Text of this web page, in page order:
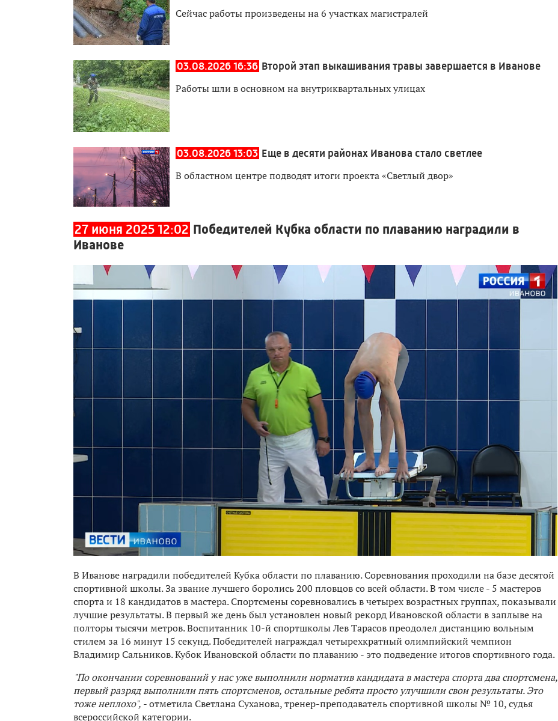
Сейчас работы произведены на 6 участках магистралей
03.08.2026 16:36 Второй этап выкашивания травы завершается в Иванове
Работы шли в основном на внутриквартальных улицах
03.08.2026 13:03 Еще в десяти районах Иванова стало светлее
В областном центре подводят итоги проекта «Светлый двор»
27 июня 2025 12:02 Победителей Кубка области по плаванию наградили в
Иванове
В Иванове наградили победителей Кубка области по плаванию. Соревнования проходили на базе десятой
спортивной школы. За звание лучшего боролись 200 пловцов со всей области. В том числе - 5 мастеров
спорта и 18 кандидатов в мастера. Спортсмены соревновались в четырех возрастных группах, показывали
лучшие результаты. В первый же день был установлен новый рекорд Ивановской области в заплыве на
полторы тысячи метров. Воспитанник 10-й спортшколы Лев Тарасов преодолел дистанцию вольным
стилем за 16 минут 15 секунд. Победителей награждал четырехкратный олимпийский чемпион
Владимир Сальников. Кубок Ивановской области по плаванию - это подведение итогов спортивного года.
"По окончании соревнований у нас уже выполнили норматив кандидата в мастера спорта два спортсмена,
первый разряд выполнили пять спортсменов, остальные ребята просто улучшили свои результаты. Это
тоже неплохо", - отметила Светлана Суханова, тренер-преподаватель спортивной школы № 10, судья
всероссийской категории.